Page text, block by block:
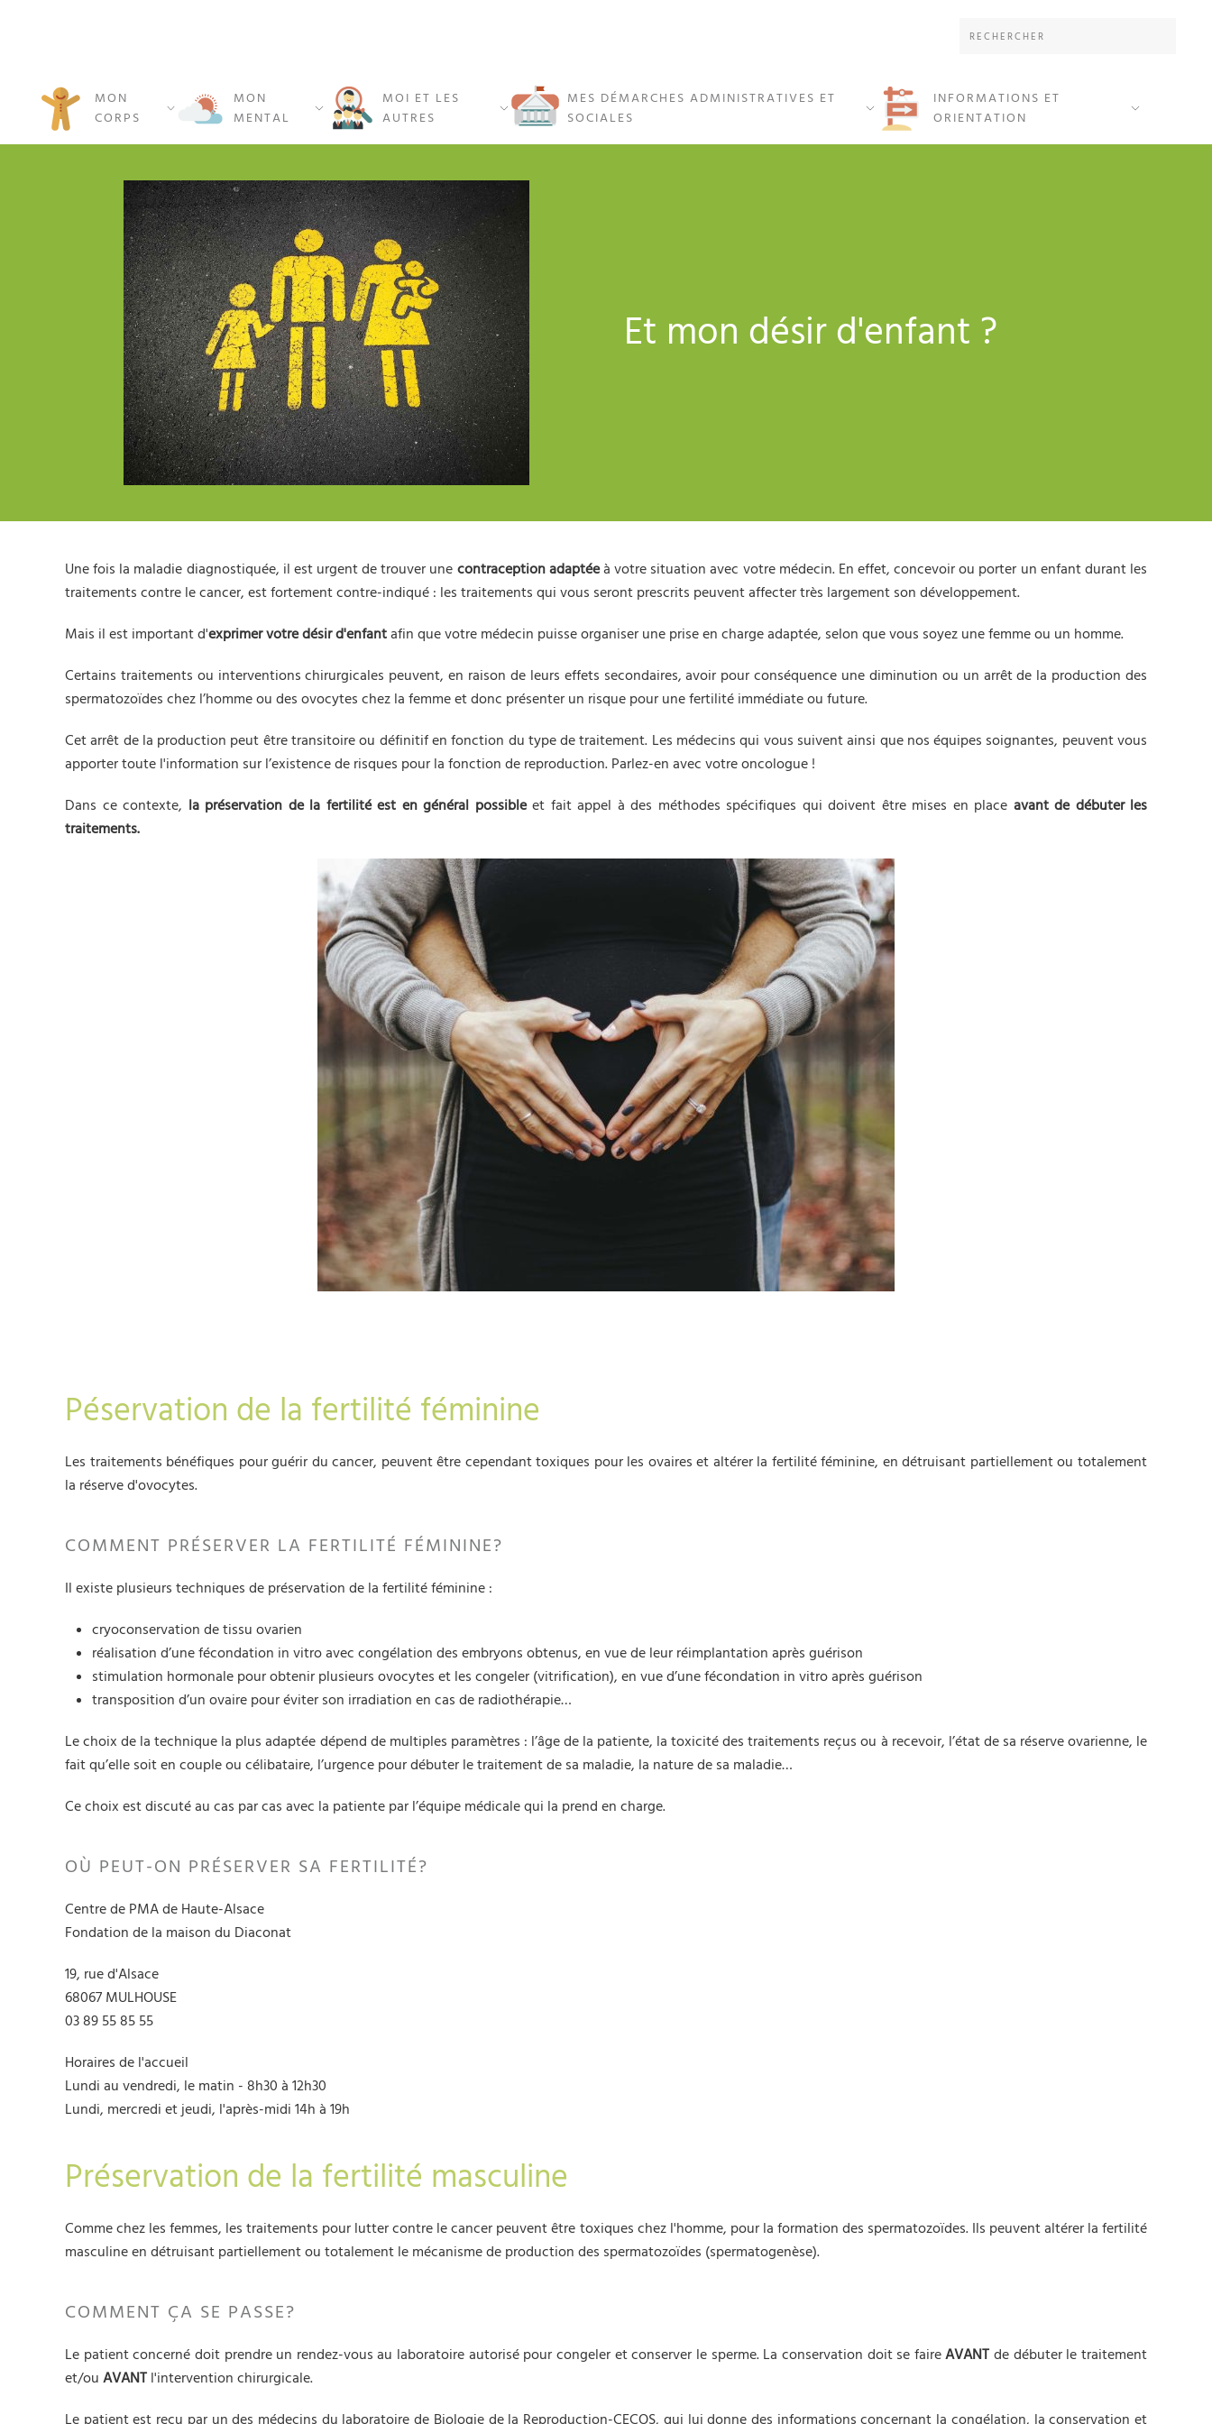
MON
CORPS
MON
MENTAL
MOI ET LES
AUTRES
MES DÉMARCHES ADMINISTRATIVES ET
SOCIALES
INFORMATIONS ET
ORIENTATION
Et mon désir d'enfant ?
Une fois la maladie diagnostiquée, il est urgent de trouver une contraception adaptéeà votre situation avec votre médecin. En effet, concevoir ou porter un enfant durant les
traitements contre le cancer, est fortement contre-indiqué : les traitements qui vous seront prescrits peuvent affecter très largement son développement.
Mais il est important d'exprimer votre désir d'enfantafin que votre médecin puisse organiser une prise en charge adaptée, selon que vous soyez une femme ou un homme.
Certains traitements ou interventions chirurgicales peuvent, en raison de leurs effets secondaires, avoir pour conséquence une diminution ou un arrêt de la production des
spermatozoïdes chez l’homme ou des ovocytes chez la femme et donc présenter un risque pour une fertilité immédiate ou future.
Cet arrêt de la production peut être transitoire ou définitif en fonction du type de traitement. Les médecins qui vous suivent ainsi que nos équipes soignantes, peuvent vous
apporter toute l'information sur l’existence de risques pour la fonction de reproduction. Parlez-en avec votre oncologue !
Dans ce contexte, la préservation de la fertilité est en général possibleet fait appel à des méthodes spécifiques qui doivent être mises en place avant de débuter les
traitements.
Péservation de la fertilité féminine
Les traitements bénéfiques pour guérir du cancer, peuvent être cependant toxiques pour les ovaires et altérer la fertilité féminine, en détruisant partiellement ou totalement
la réserve d'ovocytes.
COMMENT PRÉSERVER LA FERTILITÉ FÉMININE?
Il existe plusieurs techniques de préservation de la fertilité féminine :
cryoconservation de tissu ovarien
réalisation d’une fécondation in vitro avec congélation des embryons obtenus, en vue de leur réimplantation après guérison
stimulation hormonale pour obtenir plusieurs ovocytes et les congeler (vitrification), en vue d’une fécondation in vitro après guérison
transposition d’un ovaire pour éviter son irradiation en cas de radiothérapie…
Le choix de la technique la plus adaptée dépend de multiples paramètres : l’âge de la patiente, la toxicité des traitements reçus ou à recevoir, l’état de sa réserve ovarienne, le
fait qu’elle soit en couple ou célibataire, l’urgence pour débuter le traitement de sa maladie, la nature de sa maladie…
Ce choix est discuté au cas par cas avec la patiente par l’équipe médicale qui la prend en charge.
OÙ PEUT-ON PRÉSERVER SA FERTILITÉ?
Centre de PMA de Haute-Alsace
Fondation de la maison du Diaconat
19, rue d'Alsace
68067 MULHOUSE
03 89 55 85 55
Horaires de l'accueil
Lundi au vendredi, le matin - 8h30 à 12h30
Lundi, mercredi et jeudi, l'après-midi 14h à 19h
Préservation de la fertilité masculine
Comme chez les femmes, les traitements pour lutter contre le cancer peuvent être toxiques chez l'homme, pour la formation des spermatozoïdes. Ils peuvent altérer la fertilité
masculine en détruisant partiellement ou totalement le mécanisme de production des spermatozoïdes (spermatogenèse).
COMMENT ÇA SE PASSE?
Le patient concerné doit prendre un rendez-vous au laboratoire autorisé pour congeler et conserver le sperme. La conservation doit se faireAVANT de débuter le traitement
et/ou AVANT l'intervention chirurgicale.
Le patient est reçu par un des médecins du laboratoire de Biologie de la Reproduction-CECOS, qui lui donne des informations concernant la congélation, la conservation et